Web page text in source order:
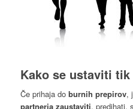
Kako se ustaviti
Če prihaja do burnih prepirov,
partnerja zaustaviti, predihati,